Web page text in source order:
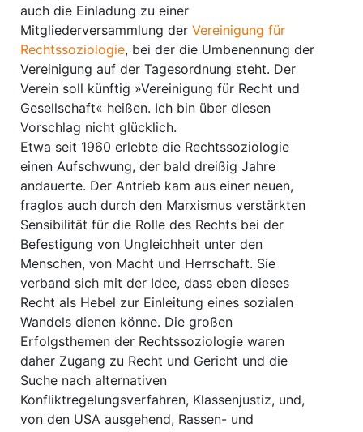
auch die Einladung zu einer
Mitgliederversammlung der Vereinigung für
Rechtssoziologie, bei der die Umbenennung der
Vereinigung auf der Tagesordnung steht. Der
Verein soll künftig »Vereinigung für Recht und
Gesellschaft« heißen. Ich bin über diesen
Vorschlag nicht glücklich.
Etwa seit 1960 erlebte die Rechtssoziologie
einen Aufschwung, der bald dreißig Jahre
andauerte. Der Antrieb kam aus einer neuen,
fraglos auch durch den Marxismus verstärkten
Sensibilität für die Rolle des Rechts bei der
Befestigung von Ungleichheit unter den
Menschen, von Macht und Herrschaft. Sie
verband sich mit der Idee, dass eben dieses
Recht als Hebel zur Einleitung eines sozialen
Wandels dienen könne. Die großen
Erfolgsthemen der Rechtssoziologie waren
daher Zugang zu Recht und Gericht und die
Suche nach alternativen
Konfliktregelungsverfahren, Klassenjustiz, und,
von den USA ausgehend, Rassen- und